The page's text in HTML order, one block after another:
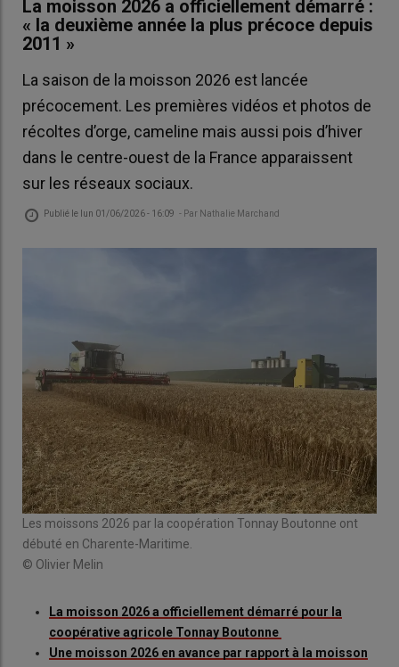
La moisson 2026 a officiellement démarré :
« la deuxième année la plus précoce depuis
2011 »
La saison de la moisson 2026 est lancée
précocement. Les premières vidéos et photos de
récoltes d’orge, cameline mais aussi pois d’hiver
dans le centre-ouest de la France apparaissent
sur les réseaux sociaux.
Publié le lun 01/06/2026 - 16:09 - Par Nathalie Marchand
Les moissons 2026 par la coopération Tonnay Boutonne ont
débuté en Charente-Maritime.
© Olivier Melin
La moisson 2026 a officiellement démarré pour la
coopérative agricole Tonnay Boutonne
Une moisson 2026 en avance par rapport à la moisson